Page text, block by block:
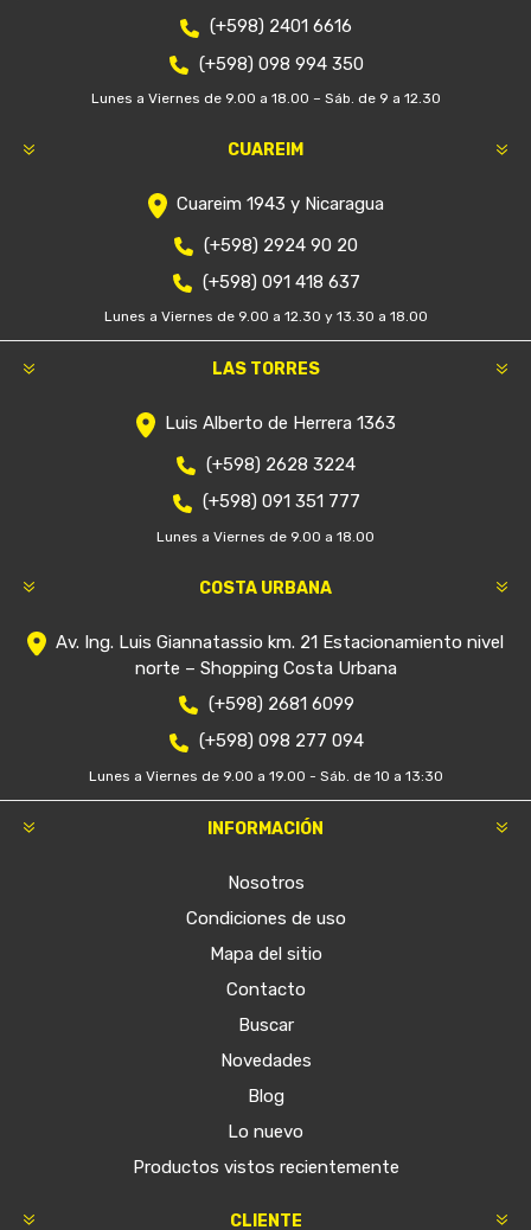
(+598) 2401 6616
(+598) 098 994 350
Lunes a Viernes de 9.00 a 18.00 – Sáb. de 9 a 12.30
CUAREIM
Cuareim 1943 y Nicaragua
(+598) 2924 90 20
(+598) 091 418 637
Lunes a Viernes de 9.00 a 12.30 y 13.30 a 18.00
LAS TORRES
Luis Alberto de Herrera 1363
(+598) 2628 3224
(+598) 091 351 777
Lunes a Viernes de 9.00 a 18.00
COSTA URBANA
Av. Ing. Luis Giannatassio km. 21 Estacionamiento nivel
norte – Shopping Costa Urbana
(+598) 2681 6099
(+598) 098 277 094
Lunes a Viernes de 9.00 a 19.00 - Sáb. de 10 a 13:30
INFORMACIÓN
Nosotros
Condiciones de uso
Mapa del sitio
Contacto
Buscar
Novedades
Blog
Lo nuevo
Productos vistos recientemente
CLIENTE